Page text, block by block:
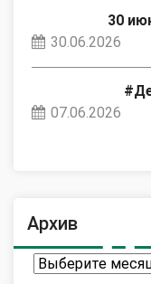
30
30.06.2026
07.06.2026
Архив
Архив